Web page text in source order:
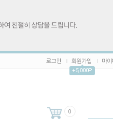
로그인
회원가입
+5,000P
마이
0